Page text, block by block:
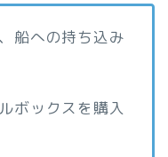
船への持ち込み
ボックスを購入